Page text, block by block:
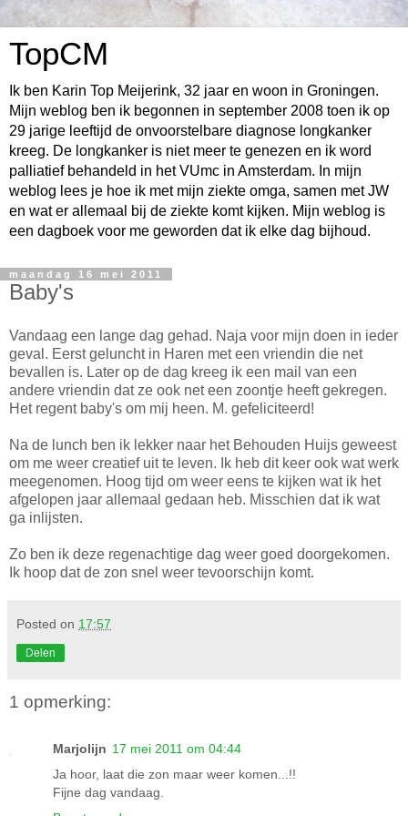
TopCM
Ik ben Karin Top Meijerink, 32 jaar en woon in Groningen.
Mijn weblog ben ik begonnen in september 2008 toen ik op
29 jarige leeftijd de onvoorstelbare diagnose longkanker
kreeg. De longkanker is niet meer te genezen en ik word
palliatief behandeld in het VUmc in Amsterdam. In mijn
weblog lees je hoe ik met mijn ziekte omga, samen met JW
en wat er allemaal bij de ziekte komt kijken. Mijn weblog is
een dagboek voor me geworden dat ik elke dag bijhoud.
maandag 16 mei 2011
Baby's
Vandaag een lange dag gehad. Naja voor mijn doen in ieder
geval. Eerst geluncht in Haren met een vriendin die net
bevallen is. Later op de dag kreeg ik een mail van een
andere vriendin dat ze ook net een zoontje heeft gekregen.
Het regent baby's om mij heen. M. gefeliciteerd!
Na de lunch ben ik lekker naar het Behouden Huijs geweest
om me weer creatief uit te leven. Ik heb dit keer ook wat werk
meegenomen. Hoog tijd om weer eens te kijken wat ik het
afgelopen jaar allemaal gedaan heb. Misschien dat ik wat
ga inlijsten.
Zo ben ik deze regenachtige dag weer goed doorgekomen.
Ik hoop dat de zon snel weer tevoorschijn komt.
Posted on 17:57
Delen
1 opmerking:
Marjolijn 17 mei 2011 om 04:44
Ja hoor, laat die zon maar weer komen...!!
Fijne dag vandaag.